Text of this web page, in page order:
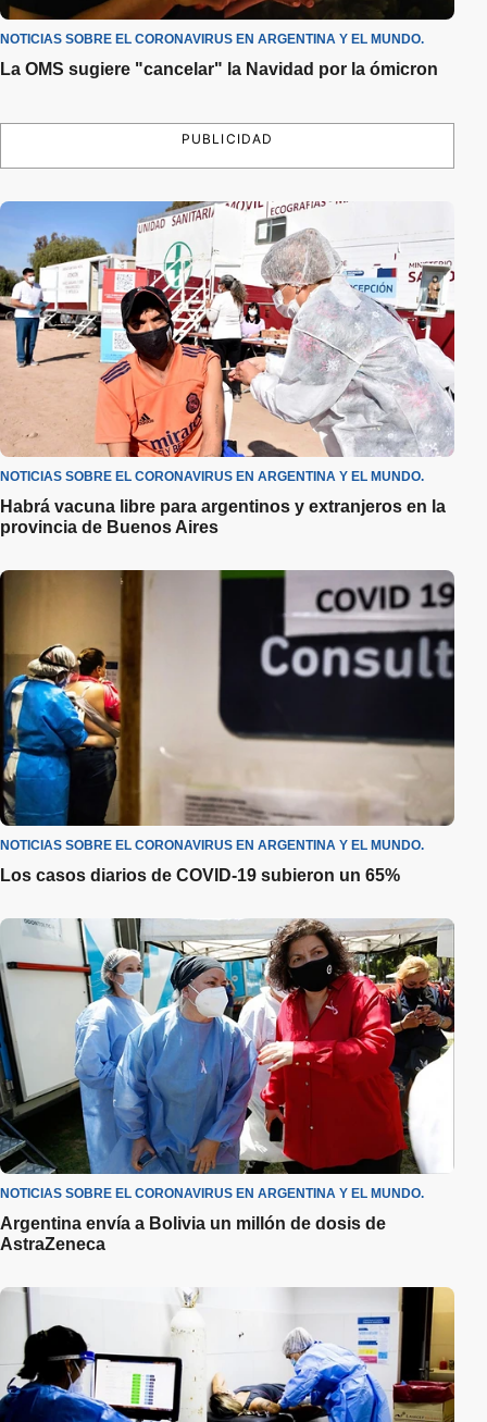
NOTICIAS SOBRE EL CORONAVIRUS EN ARGENTINA Y EL MUNDO.
La OMS sugiere "cancelar" la Navidad por la ómicron
PUBLICIDAD
NOTICIAS SOBRE EL CORONAVIRUS EN ARGENTINA Y EL MUNDO.
Habrá vacuna libre para argentinos y extranjeros en la
provincia de Buenos Aires
NOTICIAS SOBRE EL CORONAVIRUS EN ARGENTINA Y EL MUNDO.
Los casos diarios de COVID-19 subieron un 65%
NOTICIAS SOBRE EL CORONAVIRUS EN ARGENTINA Y EL MUNDO.
Argentina envía a Bolivia un millón de dosis de
AstraZeneca